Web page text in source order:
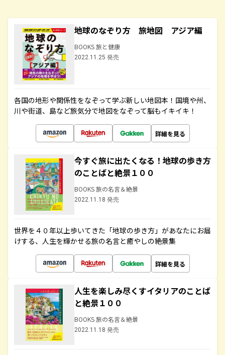
地球のなぞり方 旅地図 アジア編
BOOKS 旅と健康
2022.11.25 発売
各国の地形や関係性をなぞって学ぶ新しい地図本！国境や州、
川や街道、島など旅気分で地図をなぞって脳もイキイキ！
詳細を見る
今すぐ旅に出たくなる！地球の歩き方
のことばと絶景１００
BOOKS 旅の名言＆絶景
2022.11.18 発売
世界を４０年以上歩いてきた「地球の歩き方」があなたにお届
けする、人生を輝かせる旅の名言と癒やしの絶景集
詳細を見る
人生を楽しみ尽くすイタリアのことば
と絶景１００
BOOKS 旅の名言＆絶景
2022.11.18 発売